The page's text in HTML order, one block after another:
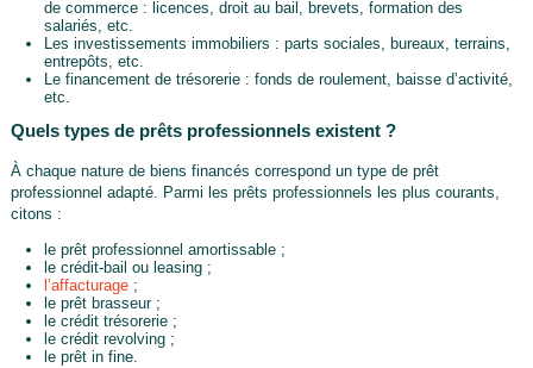
de commerce : licences, droit au bail, brevets, formation des
salariés, etc.
Les investissements immobiliers : parts sociales, bureaux, terrains,
entrepôts, etc.
Le financement de trésorerie : fonds de roulement, baisse d’activité,
etc.
Quels types de prêts professionnels existent ?
À chaque nature de biens financés correspond un type de prêt
professionnel adapté. Parmi les prêts professionnels les plus courants,
citons :
le prêt professionnel amortissable ;
le crédit-bail ou leasing ;
l’affacturage;
le prêt brasseur ;
le crédit trésorerie ;
le crédit revolving ;
le prêt in fine.